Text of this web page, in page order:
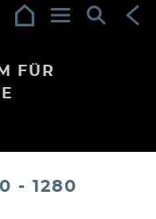
FÜR
- 1280